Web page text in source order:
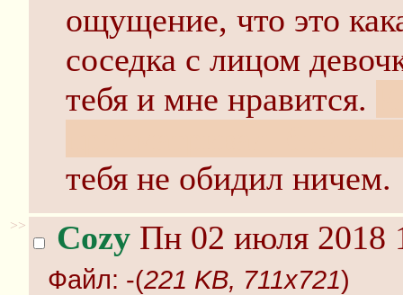
ощущение, что это
соседка с лицом
тебя и мне нравится.
тебя не обидил ничем.
>> Cozy Пн 02 июля 2018
Файл: -(221 KB, 711x721)